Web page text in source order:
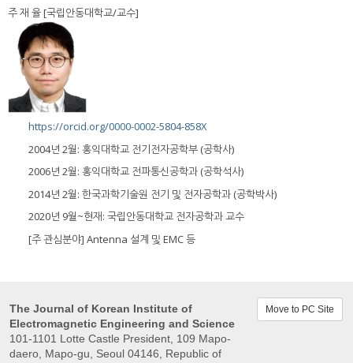
주 재 율 [국립안동대학교/교수]
https://orcid.org/0000-0002-5804-858X
2004년 2월: 홍익대학교 전기전자공학부 (공학사)
2006년 2월: 홍익대학교 전파통신공학과 (공학석사)
2014년 2월: 한국과학기술원 전기 및 전자공학과 (공학박사)
2020년 9월~현재: 국립안동대학교 전자공학과 교수
[주 관심분야] Antenna 설계 및 EMC 등
The Journal of Korean Institute of
Electromagnetic Engineering and Science
101-1101 Lotte Castle President, 109 Mapo-
daero, Mapo-gu, Seoul 04146, Republic of
Move to PC Site